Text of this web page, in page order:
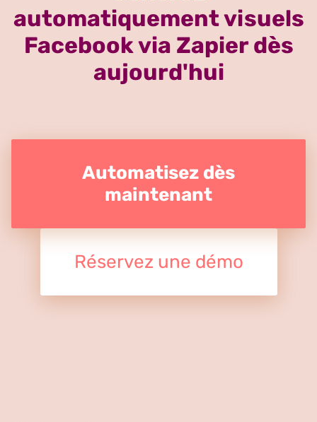
automatiquement visuels
Facebook via Zapier dès
aujourd'hui
Automatisez dès
maintenant
Réservez une démo